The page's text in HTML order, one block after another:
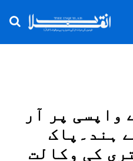
واپسی پر آر
ہند۔پاک
کی وکالت